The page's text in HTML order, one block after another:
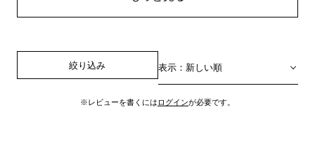
絞り込み 表示：新しい順
※レビューを書くには ログインが必要です。